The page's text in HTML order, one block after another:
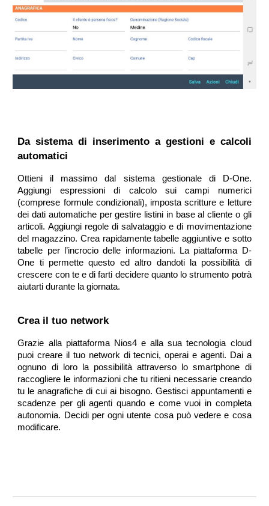
Da sistema di inserimento a gestioni e calcoli
automatici
Ottieni il massimo dal sistema gestionale di D-One.
Aggiungi espressioni di calcolo sui campi numerici
(comprese formule condizionali), imposta scritture e letture
dei dati automatiche per gestire listini in base al cliente o gli
articoli. Aggiungi regole di salvataggio e di movimentazione
del magazzino. Crea rapidamente tabelle aggiuntive e sotto
tabelle per l’incrocio delle informazioni. La piattaforma D-
One ti permette questo ed altro dandoti la possibilità di
crescere con te e di farti decidere quanto lo strumento potrà
aiutarti durante la giornata.
Crea il tuo network
Grazie alla piattaforma Nios4 e alla sua tecnologia cloud
puoi creare il tuo network di tecnici, operai e agenti. Dai a
ognuno di loro la possibilità attraverso lo smartphone di
raccogliere le informazioni che tu ritieni necessarie creando
tu le anagrafiche di cui ai bisogno. Gestisci appuntamenti e
scadenze per gli agenti quando e come vuoi in completa
autonomia. Decidi per ogni utente cosa può vedere e cosa
modificare.